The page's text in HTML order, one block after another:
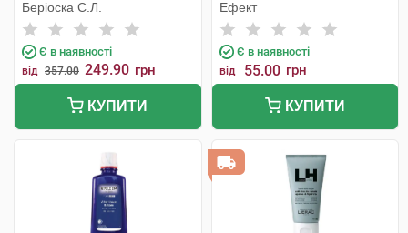
Беріоска С.Л.
Є в наявності
від 357.00 249.90 грн
КУПИТИ
Ефект
Є в наявності
від 55.00 грн
КУПИТИ